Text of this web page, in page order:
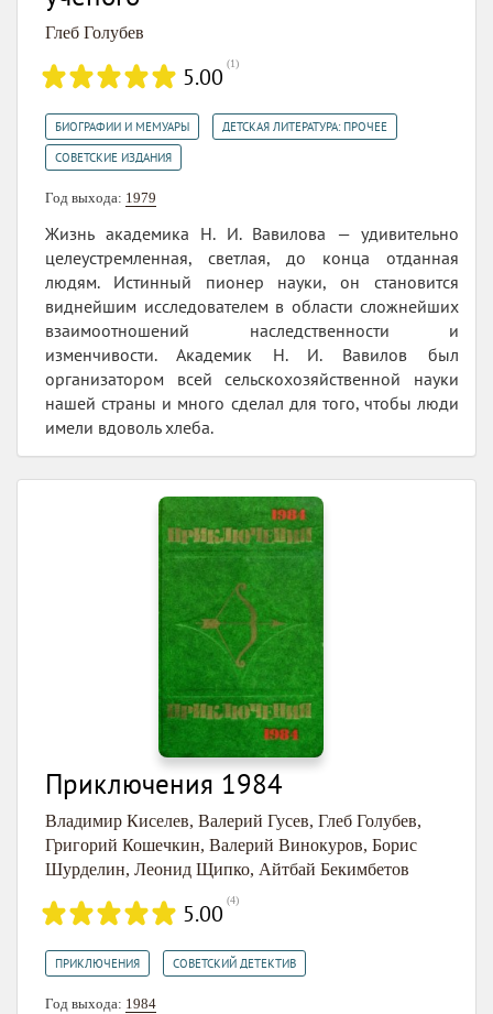
Глеб Голубев
5.00 (1)
БИОГРАФИИ И МЕМУАРЫ ДЕТСКАЯ ЛИТЕРАТУРА: ПРОЧЕЕ
СОВЕТСКИЕ ИЗДАНИЯ
Год выхода: 1979
Жизнь академика Н. И. Вавилова — удивительно
целеустремленная, светлая, до конца отданная
людям. Истинный пионер науки, он становится
виднейшим исследователем в области сложнейших
взаимоотношений наследственности и
изменчивости. Академик Н. И. Вавилов был
организатором всей сельскохозяйственной науки
нашей страны и много сделал для того, чтобы люди
имели вдоволь хлеба.
Приключения 1984
Владимир Киселев, Валерий Гусев, Глеб Голубев,
Григорий Кошечкин, Валерий Винокуров, Борис
Шурделин, Леонид Щипко, Айтбай Бекимбетов
5.00 (4)
ПРИКЛЮЧЕНИЯ СОВЕТСКИЙ ДЕТЕКТИВ
Год выхода: 1984